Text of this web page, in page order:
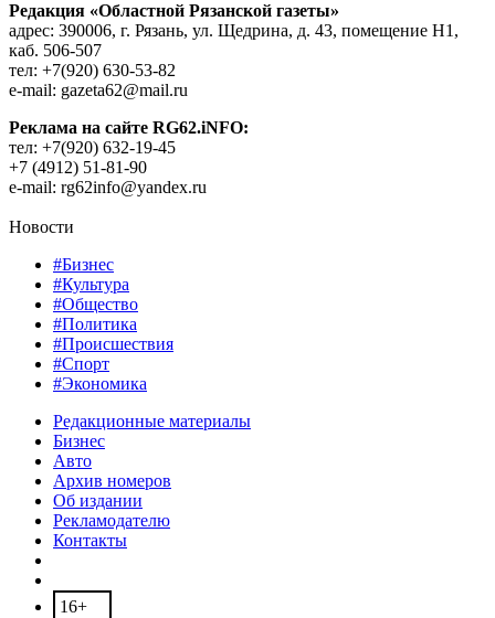
Редакция «Областной Рязанской газеты»
адрес: 390006, г. Рязань, ул. Щедрина, д. 43, помещение Н1,
каб. 506-507
тел: +7(920) 630-53-82
e-mail: gazeta62@mail.ru
Реклама на сайте RG62.iNFO:
тел: +7(920) 632-19-45
+7 (4912) 51-81-90
e-mail: rg62info@yandex.ru
Новости
#Бизнес
#Культура
#Общество
#Политика
#Происшествия
#Спорт
#Экономика
Редакционные материалы
Бизнес
Авто
Архив номеров
Об издании
Рекламодателю
Контакты
16+